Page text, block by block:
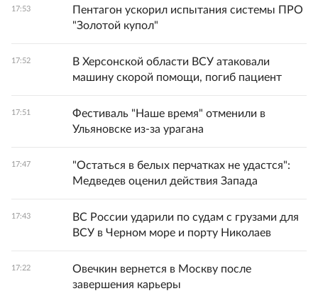
17:53
Пентагон ускорил испытания системы ПРО
"Золотой купол"
17:52
В Херсонской области ВСУ атаковали
машину скорой помощи, погиб пациент
17:51
Фестиваль "Наше время" отменили в
Ульяновске из-за урагана
17:47
"Остаться в белых перчатках не удастся":
Медведев оценил действия Запада
17:43
ВС России ударили по судам с грузами для
ВСУ в Черном море и порту Николаев
17:22
Овечкин вернется в Москву после
завершения карьеры